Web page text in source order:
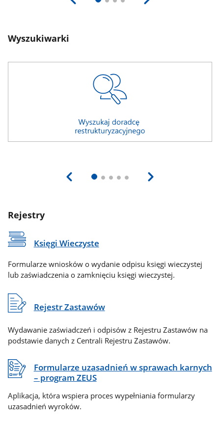
Wyszukiwarki
Rejestry
Księgi Wieczyste
Formularze wniosków o wydanie odpisu księgi wieczystej
lub zaświadczenia o zamknięciu księgi wieczystej.
Rejestr Zastawów
Wydawanie zaświadczeń i odpisów z Rejestru Zastawów na
podstawie danych z Centrali Rejestru Zastawów.
Formularze uzasadnień w sprawach karnych
– program ZEUS
Aplikacja, która wspiera proces wypełniania formularzy
uzasadnień wyroków.